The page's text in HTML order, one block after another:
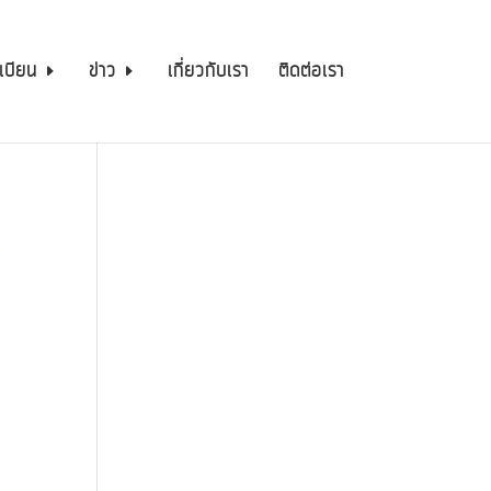
บียน ข่าว เกี่ยวกับเรา ติดต่อเรา